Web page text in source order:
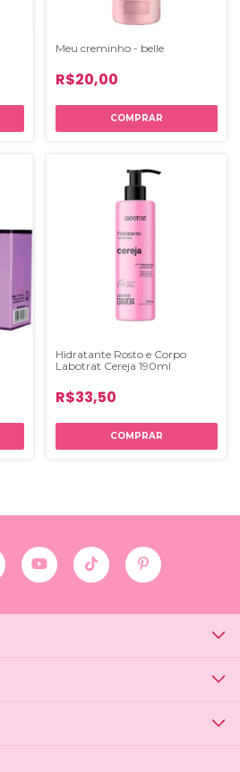
Meu creminho - belle
R$20,00
Hidratante Rosto e Corpo
Labotrat Cereja 190ml
R$33,50